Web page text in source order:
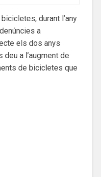
durant l’any
a
els dos anys
a l’augment de
de bicicletes que